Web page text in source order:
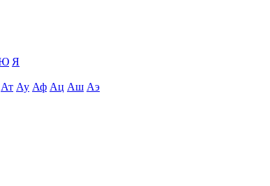
Я
Ат Ау Аф Ац Аш Аэ